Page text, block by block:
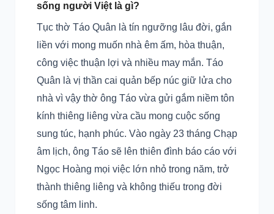
sống người Việt là gì?
Tục thờ Táo Quân là tín ngưỡng lâu đời, gắn
liền với mong muốn nhà êm ấm, hòa thuận,
công việc thuận lợi và nhiều may mắn. Táo
Quân là vị thần cai quản bếp núc giữ lửa cho
nhà vì vậy thờ ông Táo vừa gửi gắm niềm tôn
kính thiêng liêng vừa cầu mong cuộc sống
sung túc, hạnh phúc. Vào ngày 23 tháng Chạp
âm lịch, ông Táo sẽ lên thiên đình báo cáo với
Ngọc Hoàng mọi việc lớn nhỏ trong năm, trở
thành thiêng liêng và không thiếu trong đời
sống tâm linh.